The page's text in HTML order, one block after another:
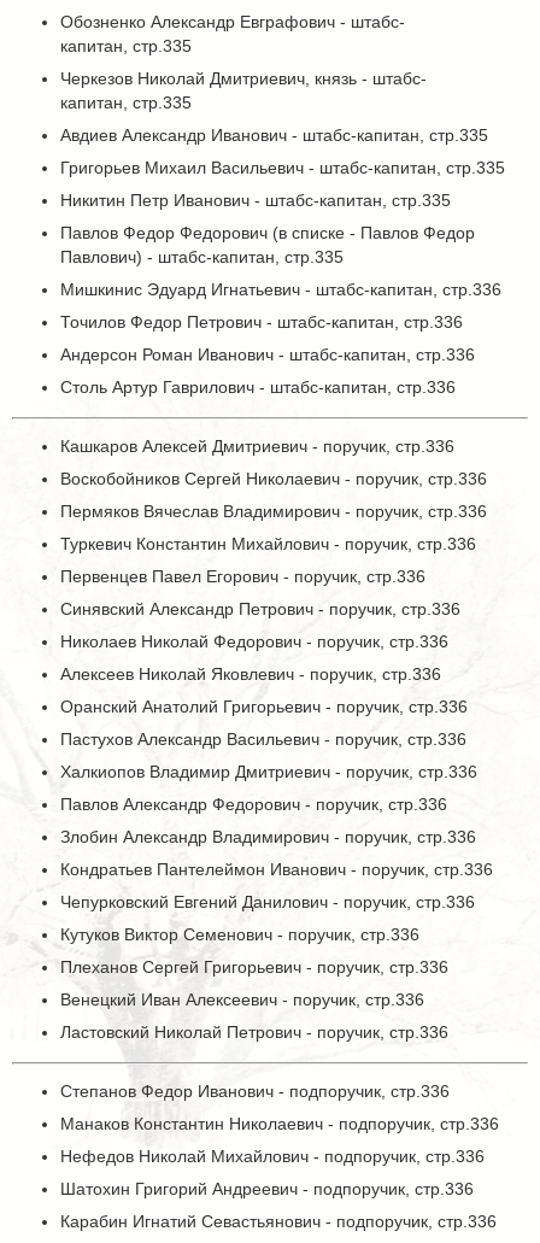
Обозненко Александр Евграфович - штабс-
капитан, стр.335
Черкезов Николай Дмитриевич, князь - штабс-
капитан, стр.335
Авдиев Александр Иванович - штабс-капитан, стр.335
Григорьев Михаил Васильевич - штабс-капитан, стр.335
Никитин Петр Иванович - штабс-капитан, стр.335
Павлов Федор Федорович (в списке - Павлов Федор
Павлович) - штабс-капитан, стр.335
Мишкинис Эдуард Игнатьевич - штабс-капитан, стр.336
Точилов Федор Петрович - штабс-капитан, стр.336
Андерсон Роман Иванович - штабс-капитан, стр.336
Столь Артур Гаврилович - штабс-капитан, стр.336
Кашкаров Алексей Дмитриевич - поручик, стр.336
Воскобойников Сергей Николаевич - поручик, стр.336
Пермяков Вячеслав Владимирович - поручик, стр.336
Туркевич Константин Михайлович - поручик, стр.336
Первенцев Павел Егорович - поручик, стр.336
Синявский Александр Петрович - поручик, стр.336
Николаев Николай Федорович - поручик, стр.336
Алексеев Николай Яковлевич - поручик, стр.336
Оранский Анатолий Григорьевич - поручик, стр.336
Пастухов Александр Васильевич - поручик, стр.336
Халкиопов Владимир Дмитриевич - поручик, стр.336
Павлов Александр Федорович - поручик, стр.336
Злобин Александр Владимирович - поручик, стр.336
Кондратьев Пантелеймон Иванович - поручик, стр.336
Чепурковский Евгений Данилович - поручик, стр.336
Кутуков Виктор Семенович - поручик, стр.336
Плеханов Сергей Григорьевич - поручик, стр.336
Венецкий Иван Алексеевич - поручик, стр.336
Ластовский Николай Петрович - поручик, стр.336
Степанов Федор Иванович - подпоручик, стр.336
Манаков Константин Николаевич - подпоручик, стр.336
Нефедов Николай Михайлович - подпоручик, стр.336
Шатохин Григорий Андреевич - подпоручик, стр.336
Карабин Игнатий Севастьянович - подпоручик, стр.336